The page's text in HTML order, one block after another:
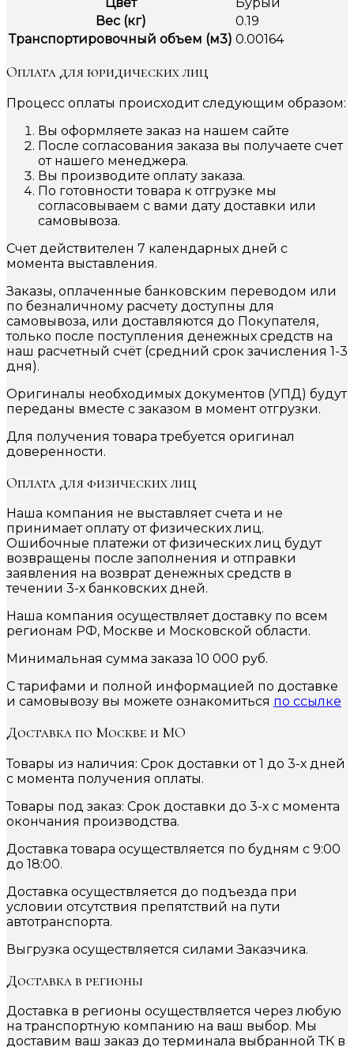
Вес (кг)
0.19
Транспортировочный объем (м3) 0.00164
Оплата для юридических лиц
Процесс оплаты происходит следующим образом:
Вы оформляете заказ на нашем сайте
После согласования заказа вы получаете счет
от нашего менеджера.
Вы производите оплату заказа.
По готовности товара к отгрузке мы
согласовываем с вами дату доставки или
самовывоза.
Счет действителен 7 календарных дней с
момента выставления.
Заказы, оплаченные банковским переводом или
по безналичному расчету доступны для
самовывоза, или доставляются до Покупателя,
только после поступления денежных средств на
наш расчетный счёт (средний срок зачисления 1-3
дня).
Оригиналы необходимых документов (УПД) будут
переданы вместе с заказом в момент отгрузки.
Для получения товара требуется оригинал
доверенности.
Оплата для физических лиц
Наша компания не выставляет счета и не
принимает оплату от физических лиц.
Ошибочные платежи от физических лиц будут
возвращены после заполнения и отправки
заявления на возврат денежных средств в
течении 3-х банковских дней.
Наша компания осуществляет доставку по всем
регионам РФ, Москве и Московской области.
Минимальная сумма заказа 10 000 руб.
С тарифами и полной информацией по доставке
и самовывозу вы можете ознакомиться по ссылке
Доставка по Москве и МО
Товары из наличия: Срок доставки от 1 до 3-х дней
с момента получения оплаты.
Товары под заказ: Срок доставки до 3-х с момента
окончания производства.
Доставка товара осуществляется по будням с 9:00
до 18:00.
Доставка осуществляется до подъезда при
условии отсутствия препятствий на пути
автотранспорта.
Выгрузка осуществляется силами Заказчика.
Доставка в регионы
Доставка в регионы осуществляется через любую
на транспортную компанию на ваш выбор. Мы
доставим ваш заказ до терминала выбранной ТК в